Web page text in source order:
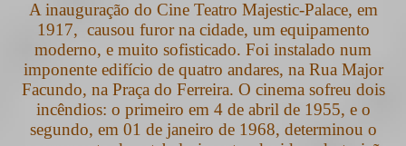
A inauguração do Cine Teatro Majestic-Palace, em
1917, causou furor na cidade, um equipamento
moderno, e muito sofisticado. Foi instalado num
imponente edifício de quatro andares, na Rua Major
Facundo, na Praça do Ferreira. O cinema sofreu dois
incêndios: o primeiro em 4 de abril de 1955, e o
segundo, em 01 de janeiro de 1968, determinou o